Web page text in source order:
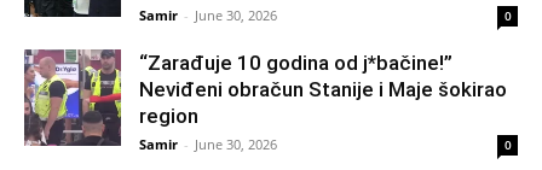
Samir - June 30, 2026 0
“Zarađuje 10 godina od j*bačine!”
Neviđeni obračun Stanije i Maje šokirao
region
Samir - June 30, 2026 0